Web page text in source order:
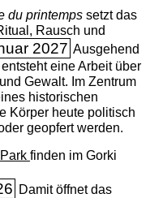
du printempssetzt das
Rausch und
2027 Ausgehend
eine Arbeit über
Gewalt. Im Zentrum
historischen
Körper heute politisch
geopfert werden.
finden im Gorki
Damit öffnet das